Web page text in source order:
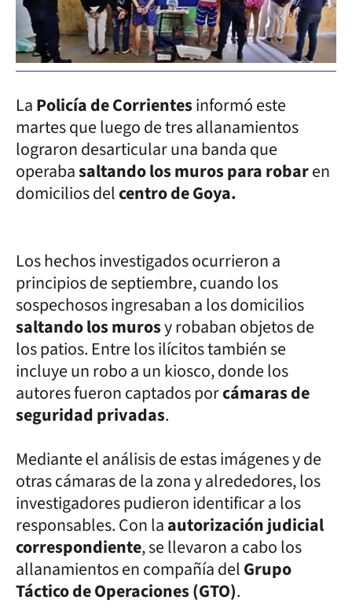
LaPolicía de Corrientesinformó este
martes que luego de tres allanamientos
lograron desarticular una banda que
operabasaltando los muros para robaren
domicilios delcentro de Goya.
Los hechos investigados ocurrieron a
principios de septiembre, cuando los
sospechosos ingresaban a los domicilios
saltando los murosy robaban objetos de
los patios. Entre los ilícitos también se
incluye un robo a un kiosco, donde los
autores fueron captados porcámaras de
seguridad privadas.
Mediante el análisis de estas imágenes y de
otras cámaras de la zona y alrededores, los
investigadores pudieron identificar a los
responsables. Con laautorización judicial
correspondiente, se llevaron a cabo los
allanamientos en compañía delGrupo
Táctico de Operaciones (GTO).